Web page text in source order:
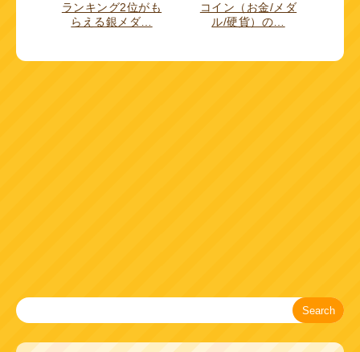
ランキング2位がも
らえる銀メダ…
コイン（お金/メダ
ル/硬貨）の…
Search